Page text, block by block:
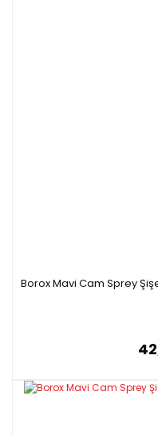
Borox Mavi Cam Sprey